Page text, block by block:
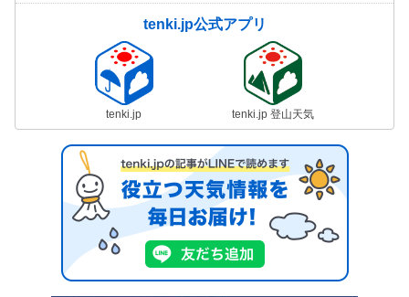
tenki.jp公式アプリ
tenki.jp tenki.jp 登山天気